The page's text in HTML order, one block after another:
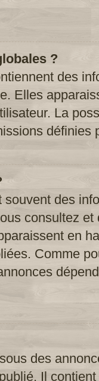
?
des
Elles
La
définies
des
consultez
en
Comme
des
Il